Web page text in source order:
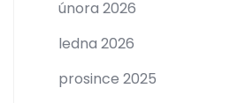
února 2026
ledna 2026
prosince 2025